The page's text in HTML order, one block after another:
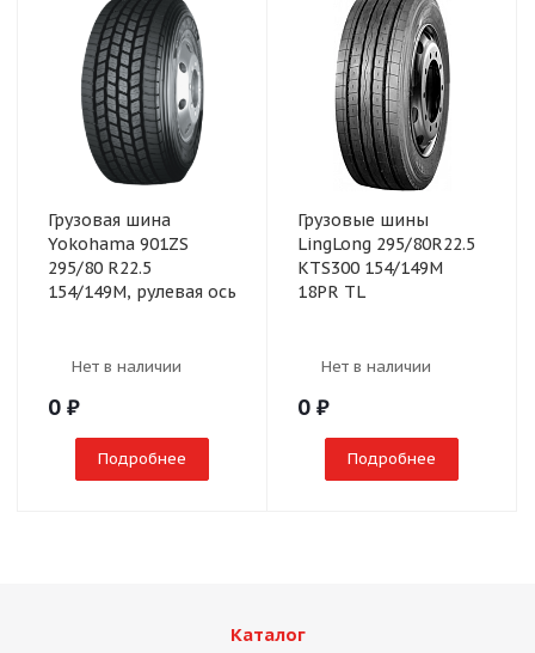
Грузовая шина
Yokohama 901ZS
295/80 R22.5
154/149M, рулевая ось
Нет в наличии
0 ₽
Подробнее
Грузовые шины
LingLong 295/80R22.5
KTS300 154/149M
18PR TL
Нет в наличии
0 ₽
Подробнее
Каталог